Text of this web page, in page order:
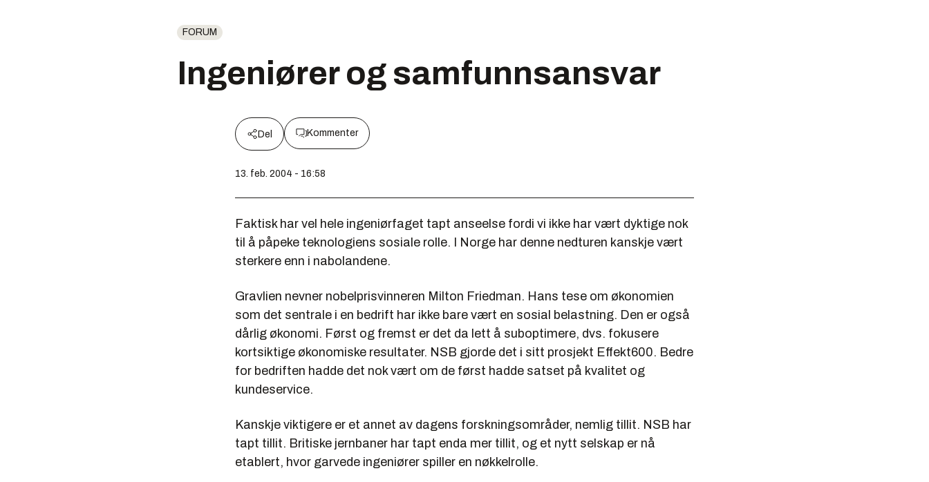
FORUM
Ingeniører og samfunnsansvar
Del Kommenter
13. feb. 2004 - 16:58
Faktisk har vel hele ingeniørfaget tapt anseelse fordi vi ikke har vært dyktige nok
til å påpeke teknologiens sosiale rolle. I Norge har denne nedturen kanskje vært
sterkere enn i nabolandene.
Gravlien nevner nobelprisvinneren Milton Friedman. Hans tese om økonomien
som det sentrale i en bedrift har ikke bare vært en sosial belastning. Den er også
dårlig økonomi. Først og fremst er det da lett å suboptimere, dvs. fokusere
kortsiktige økonomiske resultater. NSB gjorde det i sitt prosjekt Effekt600. Bedre
for bedriften hadde det nok vært om de først hadde satset på kvalitet og
kundeservice.
Kanskje viktigere er et annet av dagens forskningsområder, nemlig tillit. NSB har
tapt tillit. Britiske jernbaner har tapt enda mer tillit, og et nytt selskap er nå
etablert, hvor garvede ingeniører spiller en nøkkelrolle.